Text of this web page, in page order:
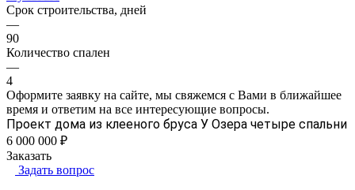
Срок строительства, дней
—
90
Количество спален
—
4
Оформите заявку на сайте, мы свяжемся с Вами в ближайшее
время и ответим на все интересующие вопросы.
Проект дома из клееного бруса У Озера четыре спальни
6 000 000 ₽
Заказать
Задать вопрос